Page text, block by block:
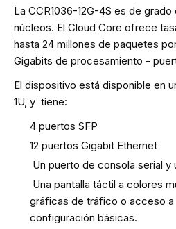
La CCR1036-12G-4S es de
núcleos. El Cloud Core ofrece
hasta 24 millones de paquetes
Gigabits de procesamiento -
El dispositivo está disponible en
1U, y tiene:
4 puertos SFP
12 puertos Gigabit Ethernet
Un puerto de consola serial y
Una pantalla táctil a colores
gráficas de tráfico o acceso
configuración básicas.